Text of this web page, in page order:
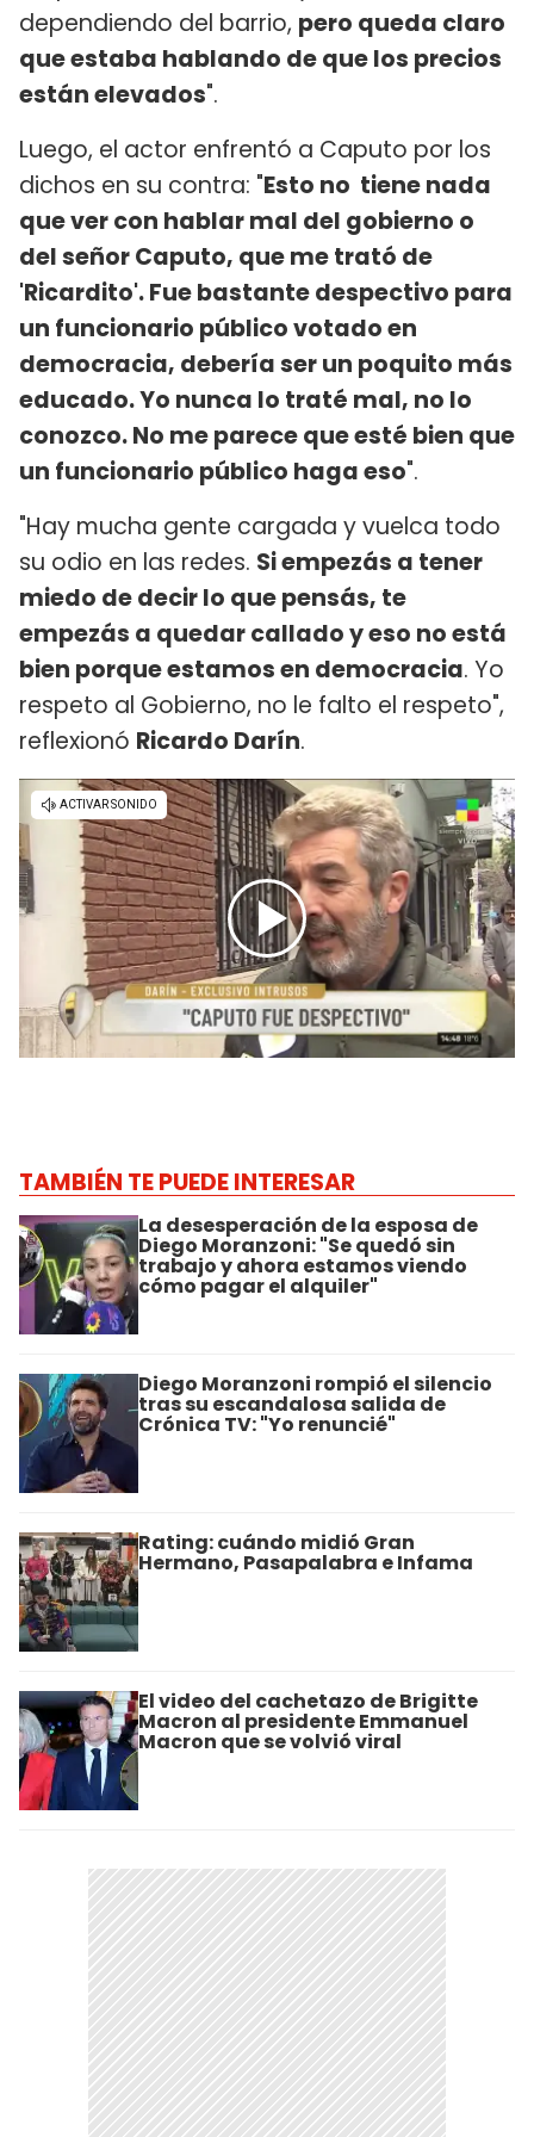
dependiendo del barrio, pero queda claro
que estaba hablando de que los precios
están elevados".
Luego, el actor enfrentó a Caputo por los
dichos en su contra: "Esto no tiene nada
que ver con hablar mal del gobierno o
del señor Caputo, que me trató de
'Ricardito'. Fue bastante despectivo para
un funcionario público votado en
democracia, debería ser un poquito más
educado. Yo nunca lo traté mal, no lo
conozco. No me parece que esté bien que
un funcionario público haga eso".
"Hay mucha gente cargada y vuelca todo
su odio en las redes. Si empezás a tener
miedo de decir lo que pensás, te
empezás a quedar callado y eso no está
bien porque estamos en democracia. Yo
respeto al Gobierno, no le falto el respeto",
reflexionó Ricardo Darín.
TAMBIÉN TE PUEDE INTERESAR
La desesperación de la esposa de
Diego Moranzoni: "Se quedó sin
trabajo y ahora estamos viendo
cómo pagar el alquiler"
Diego Moranzoni rompió el silencio
tras su escandalosa salida de
Crónica TV: "Yo renuncié"
Rating: cuándo midió Gran
Hermano, Pasapalabra e Infama
El video del cachetazo de Brigitte
Macron al presidente Emmanuel
Macron que se volvió viral